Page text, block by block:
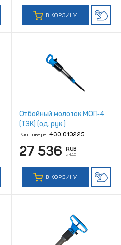
В КОРЗИНУ
Отбойный молоток МОП‑4
(ТЗК) (од. рук.)
Код товара: 460.019225
27 536 RUB
с НДС
В КОРЗИНУ